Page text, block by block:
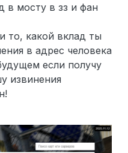
в мосту в зз и фан
то, какой вклад ты
в адрес человека
если получу
извинения